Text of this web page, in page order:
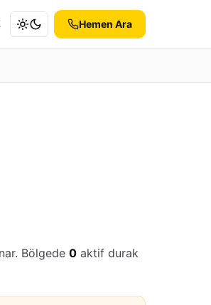
Hemen Ara
Bölgede 0 aktif durak